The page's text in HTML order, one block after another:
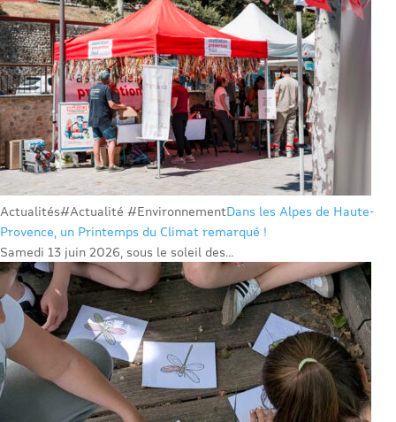
Actualités#Actualité #EnvironnementDans les Alpes de Haute-
Provence, un Printemps du Climat remarqué !
Samedi 13 juin 2026, sous le soleil des...